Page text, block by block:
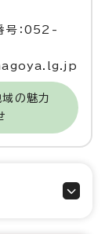
：052-
の魅力